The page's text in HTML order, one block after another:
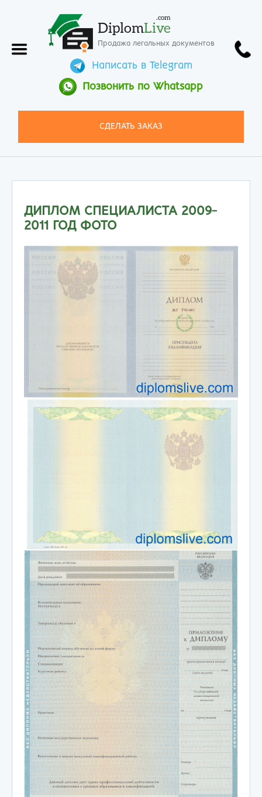
DiplomLive
.com
Продажа легальных документов
Написать в Telegram
Позвонить по Whatsapp
СДЕЛАТЬ ЗАКАЗ
ДИПЛОМ СПЕЦИАЛИСТА 2009-
2011 ГОД ФОТО